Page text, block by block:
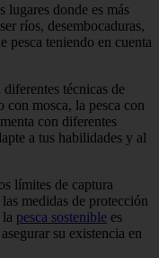
lugares donde es más
ríos, desembocaduras,
pesca teniendo en cuenta
técnicas de
con mosca, la pesca con
con diferentes
a tus habilidades y al
límites de captura
medidas de protección
pesca sostenible es
su existencia en